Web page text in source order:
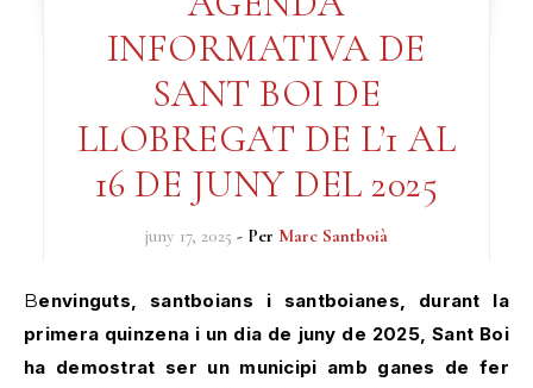
INFORMATIVA DE
SANT BOI DE
LLOBREGAT DE L’1 AL
16 DE JUNY DEL 2025
juny 17, 2025 - Per Marc Santboià
Benvinguts, santboians i santboianes, durant la
primera quinzena i un dia de juny de 2025, Sant Boi
ha demostrat ser un municipi amb ganes de fer